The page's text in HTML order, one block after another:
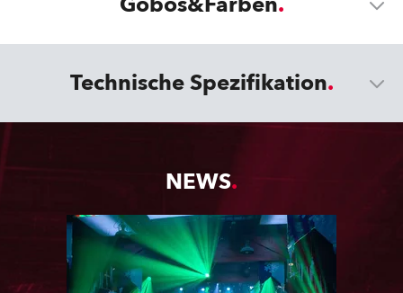
Technische Spezifikation
NEWS